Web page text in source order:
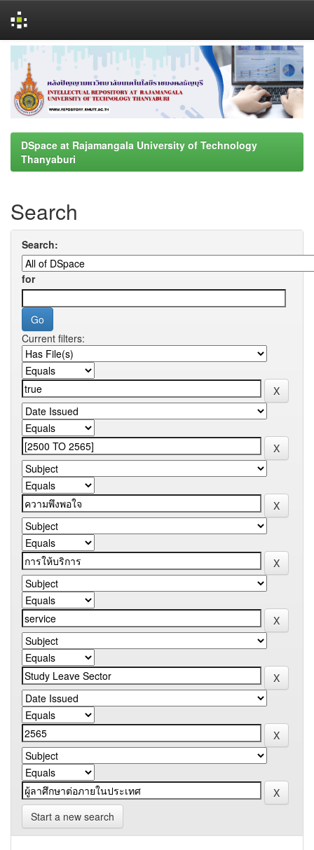
navigation
DSpace at Rajamangala University of Technology
Thanyaburi
Search
Search:
for
Current filters:
Start a new search